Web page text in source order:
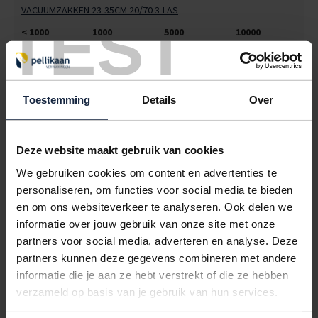
TEST
Toestemming Details Over
Deze website maakt gebruik van cookies
We gebruiken cookies om content en advertenties te
personaliseren, om functies voor social media te bieden
en om ons websiteverkeer te analyseren. Ook delen we
informatie over jouw gebruik van onze site met onze
partners voor social media, adverteren en analyse. Deze
partners kunnen deze gegevens combineren met andere
informatie die je aan ze hebt verstrekt of die ze hebben
verzameld op basis van je gebruik van hun services.
VACUUMZAKKEN 23-35CM 20/70 3-LAS
< 1000
1000 5000
10000
€123,97
5045015 €0,00
VACUUMZAKKEN 25-45CM 20/70 3-LAS
€157,50
€137,81
5045017 €0,00
VACUUMZAKKEN 30-30CM 20/70 3-LAS
< 1000
1000 5000
10000
€158,40
€138,60 €118,80 €110,88
5045021 €0,00
VACUUMZAKKEN 30-40CM 20/70 3-LAS